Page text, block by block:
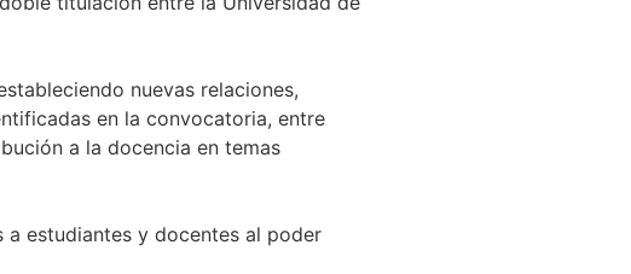
nuevas relaciones,
en la convocatoria, entre
a la docencia en temas
estudiantes y docentes al poder